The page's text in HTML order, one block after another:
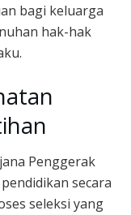
bagi keluarga
hak-hak
Penggerak
secara
seleksi yang